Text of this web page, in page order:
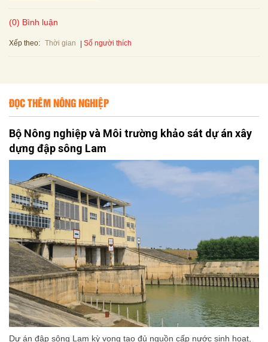
(0) Bình luận
Xếp theo: Thời gian Số người thích
ĐỌC THÊM NÔNG NGHIỆP
Bộ Nông nghiệp và Môi trường khảo sát dự án xây
dựng đập sông Lam
Dự án đập sông Lam kỳ vọng tạo đủ nguồn cấp nước sinh hoạt,